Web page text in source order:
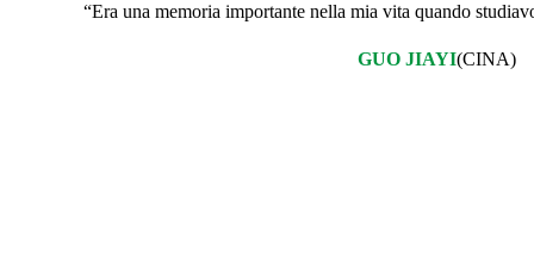
“Era una memoria importante nella mia vita quando
GUO JIAYI(CINA)